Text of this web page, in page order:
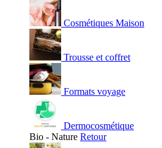
Cosmétiques Maison
Trousse et coffret
Formats voyage
Dermocosmétique
Bio - Nature Retour